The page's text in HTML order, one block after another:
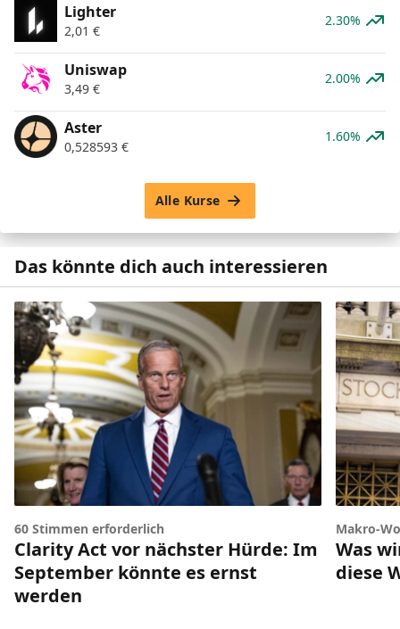
Lighter
2,01 €
2.30%
Uniswap
3,49 €
2.00%
Aster
0,528593 €
1.60%
Alle Kurse
Das könnte dich auch interessieren
60 Stimmen erforderlich
Clarity Act vor nächster Hürde: Im
September könnte es ernst
werden
Makro-
Was
diese